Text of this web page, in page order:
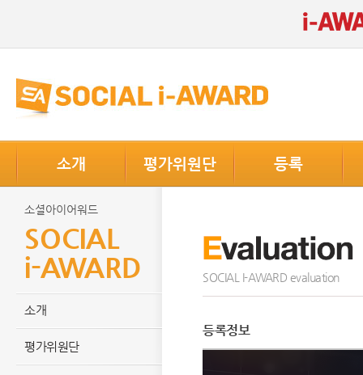
소개 평가위원단 등록
SOCIAL I-AWARD evaluation
등록정보
소셜아이어워드
SOCIAL
i-AWARD
소개
평가위원단